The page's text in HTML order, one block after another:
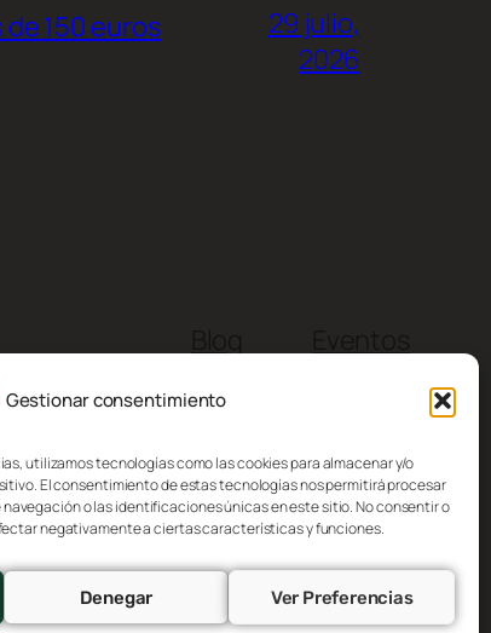
Gestionar consentimiento
utilizamos tecnologías como las cookies para almacenar y/o
El consentimiento de estas tecnologías nos permitirá procesar
o las identificaciones únicas en este sitio. No consentir o
negativamente a ciertas características y funciones.
Denegar Ver Preferencias
150 euros
29 julio,
2026
FAQs
Autores
Temas
Diseñado conWordPress